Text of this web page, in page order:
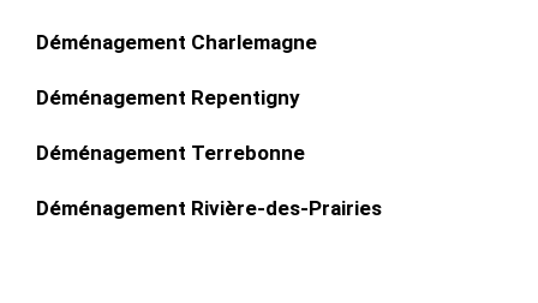
Déménagement Charlemagne
Déménagement Repentigny
Déménagement Terrebonne
Déménagement Rivière-des-Prairies